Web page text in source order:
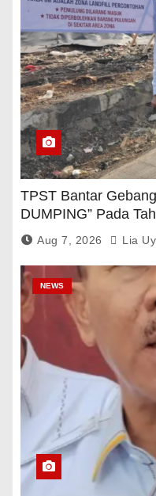
TPST Bantar
DUMPING” Pada
Pemerintah
Aug 7, 2026 Lia
NEWS